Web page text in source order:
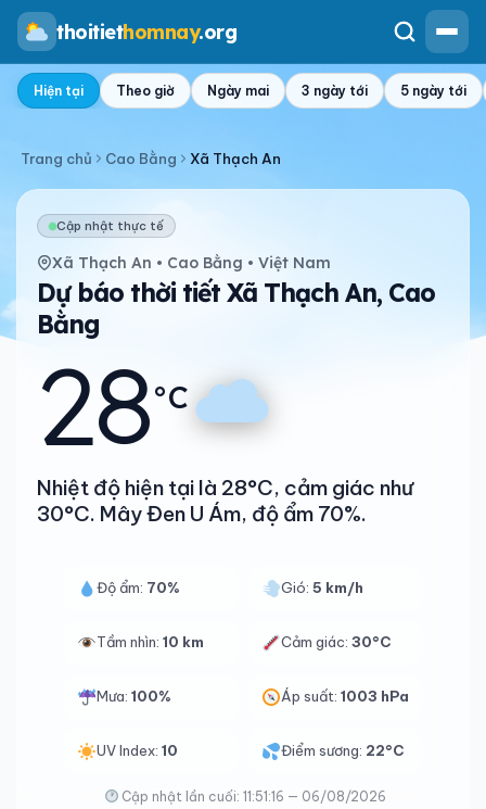
thoitiethomnay.org
Hiện tại Theo giờ Ngày mai 3 ngày tới 5 ngày tới
Trang chủ Cao Bằng Xã Thạch An
Cập nhật thực tế
Xã Thạch An • Cao Bằng • Việt Nam
Dự báo thời tiết Xã Thạch An, Cao
Bằng
28°C
Nhiệt độ hiện tại là 28°C, cảm giác như
30°C. Mây Đen U Ám, độ ẩm 70%.
Độ ẩm: 70% Gió:5 km/h
Tầm nhìn: 10 km Cảm giác:30°C
Mưa: 100% Áp suất:1003 hPa
UV Index: 10 Điểm sương: 22°C
Cập nhật lần cuối: 11:51:16 — 06/08/2026